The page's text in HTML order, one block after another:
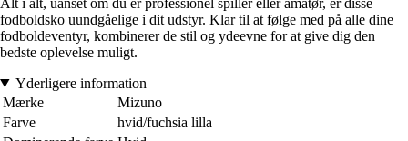
fodboldsko uundgåelige i dit udstyr. Klar til at følge med på alle dine
fodboldeventyr, kombinerer de stil og ydeevne for at give dig den
bedste oplevelse muligt.
Yderligere information
Mærke
Mizuno
Farve
hvid/fuchsia lilla